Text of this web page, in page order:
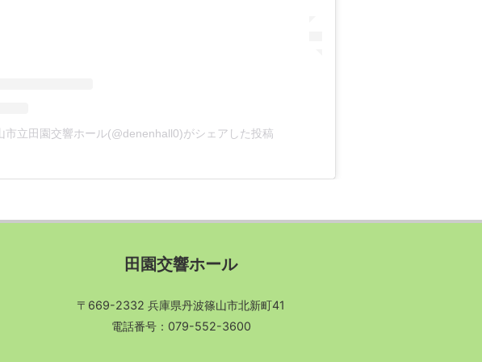
市立田園交響ホール(@denenhall0)がシェアした投稿
田園交響ホール
〒669-2332 兵庫県丹波篠山市北新町41
電話番号：079-552-3600